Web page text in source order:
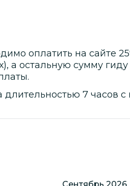
оплатить на сайте 25
, а остальную сумму гиду
длительностью 7 часов с
Сентябрь 2026